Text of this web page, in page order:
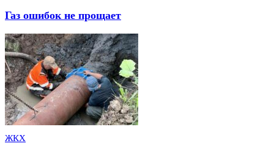
Газ ошибок не прощает
ЖКХ